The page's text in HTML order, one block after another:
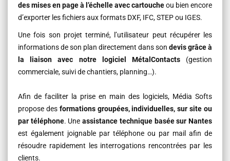
des mises en page à l’échelle avec cartoucheou bien encore
d’exporter les fichiers aux formats DXF, IFC, STEP ou IGES.
Une fois son projet terminé, l’utilisateur peut récupérer les
informations de son plan directement dans son devis grâce à
la liaison avec notre logiciel MétalContacts (gestion
commerciale, suivi de chantiers, planning…).
Afin de faciliter la prise en main des logiciels, Média Softs
propose des formations groupées, individuelles, sur site ou
par téléphone. Uneassistance technique basée sur Nantes
est également joignable par téléphone ou par mail afin de
résoudre rapidement les interrogations rencontrées par les
clients.